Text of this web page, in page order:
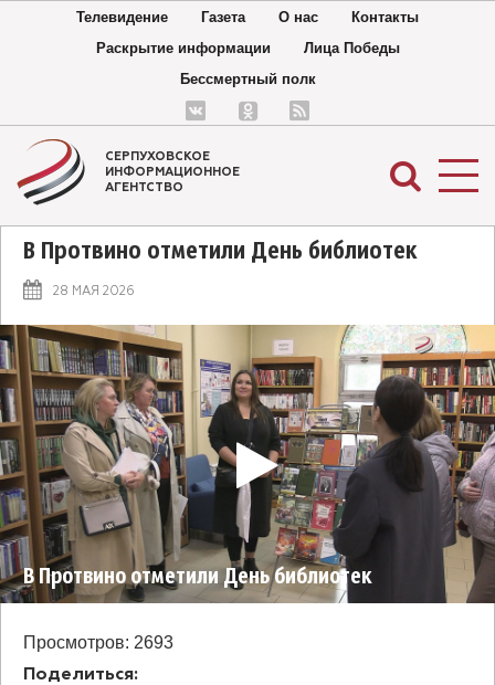
Телевидение Газета О нас
Контакты
Раскрытие информации
Лица Победы
Бессмертный полк
СЕРПУХОВСКОЕ
ИНФОРМАЦИОННОЕ
АГЕНТСТВО
В Протвино отметили День библиотек
28 МАЯ 2026
В Протвино отметили День библиотек
Просмотров: 2693
Поделиться: